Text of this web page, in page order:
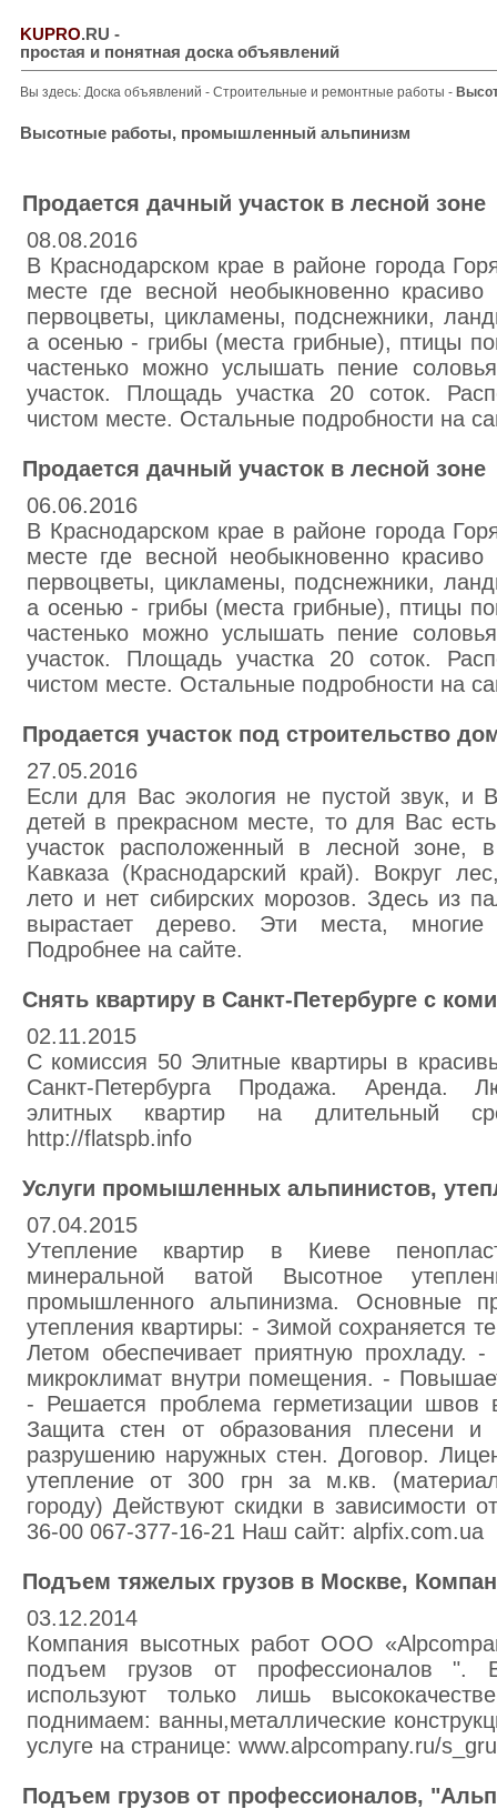
KUPRO.RU -
простая и понятная доска объявлений
Вы здесь: Доска объявлений - Строительные и ремонтные работы -
Высотные работы, промышленный альпинизм
Продается дачный участок в лесной зоне
08.08.2016
В Краснодарском крае в районе города
месте где весной необыкновенно
первоцветы, цикламены, подснежники,
а осенью - грибы (места грибные), птицы
частенько можно услышать пение
участок. Площадь участка 20 соток.
чистом месте. Остальные подробности на
Продается дачный участок в лесной зоне
06.06.2016
В Краснодарском крае в районе города
месте где весной необыкновенно
первоцветы, цикламены, подснежники,
а осенью - грибы (места грибные), птицы
частенько можно услышать пение
участок. Площадь участка 20 соток.
чистом месте. Остальные подробности на
Продается участок под строительство
27.05.2016
Если для Вас экология не пустой звук, и
детей в прекрасном месте, то для Вас
участок расположенный в лесной зоне,
Кавказа (Краснодарский край). Вокруг
лето и нет сибирских морозов. Здесь из
вырастает дерево. Эти места,
Подробнее на сайте.
Снять квартиру в Санкт-Петербурге с
02.11.2015
С комиссия 50 Элитные квартиры в
Санкт-Петербурга Продажа. Аренда.
элитных квартир на длительный
http://flatspb.info
Услуги промышленных альпинистов,
07.04.2015
Утепление квартир в Киеве
минеральной ватой Высотное
промышленного альпинизма. Основные
утепления квартиры: - Зимой сохраняется
Летом обеспечивает приятную прохладу. -
микроклимат внутри помещения. -
- Решается проблема герметизации швов
Защита стен от образования плесени и
разрушению наружных стен. Договор.
утепление от 300 грн за м.кв.
городу) Действуют скидки в зависимости
36-00 067-377-16-21 Наш сайт: alpfix.com.ua
Подъем тяжелых грузов в Москве,
03.12.2014
Компания высотных работ ООО
подъем грузов от профессионалов ".
используют только лишь
поднимаем: ванны,металлические
услуге на странице: www.alpcompany.ru/
Подъем грузов от профессионалов,